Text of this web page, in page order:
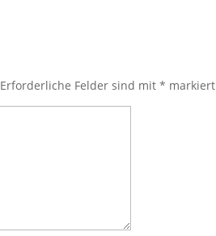
Erforderliche Felder sind mit* markiert